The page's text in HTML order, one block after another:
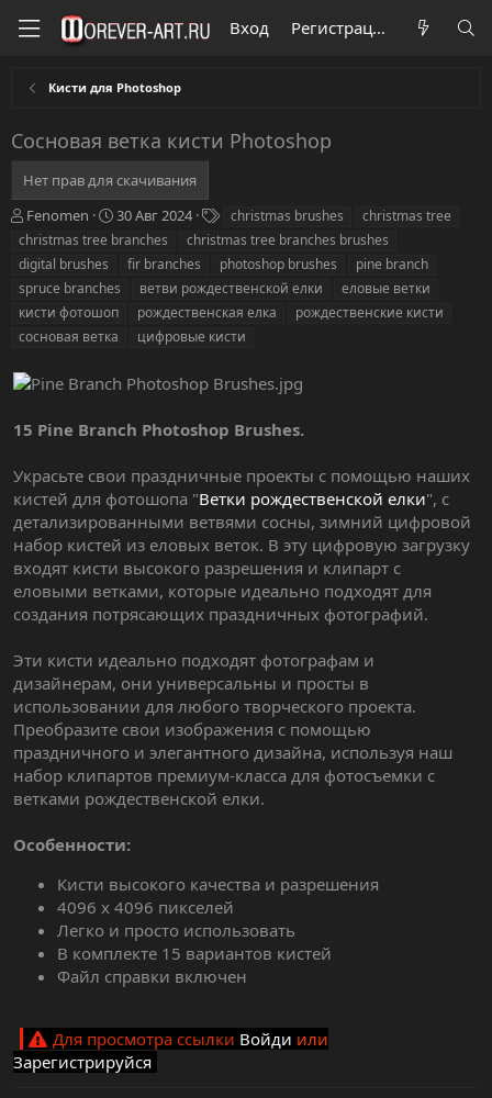
Вход Регистрация
Кисти для Photoshop
Сосновая ветка кисти Photoshop
Нет прав для скачивания
А
в
т
о
р
Fenomen
Д
а
с
о
з
н
я
30 Авг 2024
е
и
christmas brushes
christmas tree
christmas tree branches
christmas tree branches brushes
digital brushes
fir branches photoshop brushes
pine branch
spruce branches
ветви рождественской елки
еловые ветки
кисти фотошоп
рождественская елка
рождественские кисти
сосновая ветка
цифровые кисти
15 Pine Branch Photoshop Brushes.
Украсьте свои праздничные проекты с помощью наших
кистей для фотошопа "Ветки рождественской елки", с
детализированными ветвями сосны, зимний цифровой
набор кистей из еловых веток. В эту цифровую загрузку
входят кисти высокого разрешения и клипарт с
еловыми ветками, которые идеально подходят для
создания потрясающих праздничных фотографий.
Эти кисти идеально подходят фотографам и
дизайнерам, они универсальны и просты в
использовании для любого творческого проекта.
Преобразите свои изображения с помощью
праздничного и элегантного дизайна, используя наш
набор клипартов премиум-класса для фотосъемки с
ветками рождественской елки.
Особенности:
Кисти высокого качества и разрешения
4096 х 4096 пикселей
Легко и просто использовать
В комплекте 15 вариантов кистей
Файл справки включен
Для просмотра ссылки Войди или
Зарегистрируйся